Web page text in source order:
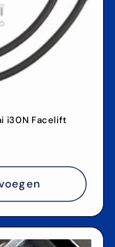
i30N Facelift